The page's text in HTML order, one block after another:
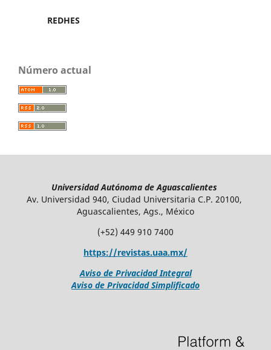
REDHES
Número actual
Universidad Autónoma de Aguascalientes
Av. Universidad 940, Ciudad Universitaria C.P. 20100,
Aguascalientes, Ags., México
(+52) 449 910 7400
https://revistas.uaa.mx/
Aviso de Privacidad Integral
Aviso de Privacidad Simplificado